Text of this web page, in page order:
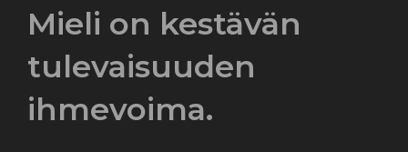
Mieli on kestävän
tulevaisuuden
ihmevoima.